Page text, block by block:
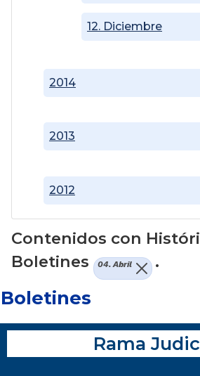
2012
2013
2014
12. Diciembre
Contenidos con
Boletines
04. Abril .
Boletines
Rama